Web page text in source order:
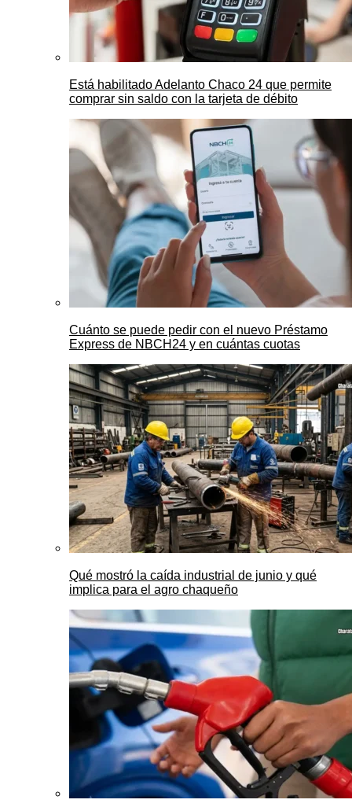
Está habilitado Adelanto Chaco 24 que permite
comprar sin saldo con la tarjeta de débito
Cuánto se puede pedir con el nuevo Préstamo
Express de NBCH24 y en cuántas cuotas
Qué mostró la caída industrial de junio y qué
implica para el agro chaqueño